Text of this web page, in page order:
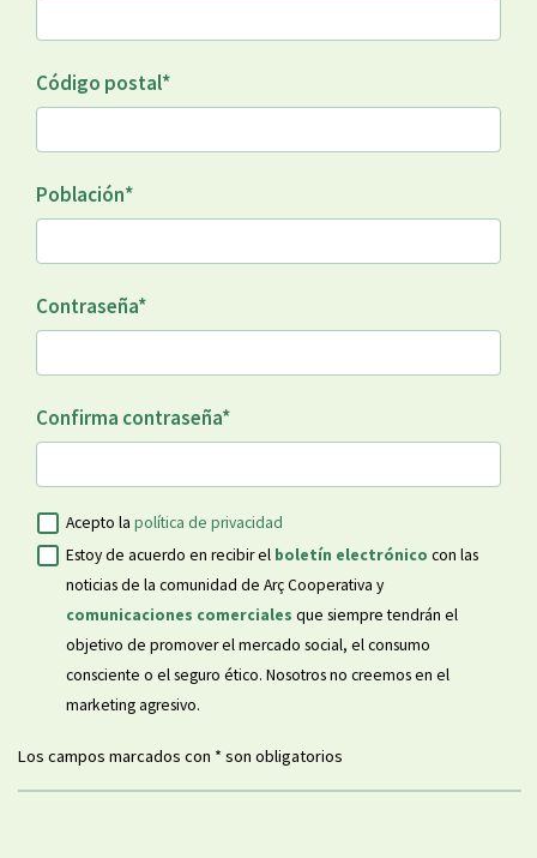
Código postal*
Población*
Contraseña*
Confirma contraseña*
Acepto lapolítica de privacidad
Estoy de acuerdo en recibir el boletín electrónico con las
noticias de la comunidad de Arç Cooperativa y
comunicaciones comerciales que siempre tendrán el
objetivo de promover el mercado social, el consumo
consciente o el seguro ético. Nosotros no creemos en el
marketing agresivo.
Los campos marcados con * son obligatorios